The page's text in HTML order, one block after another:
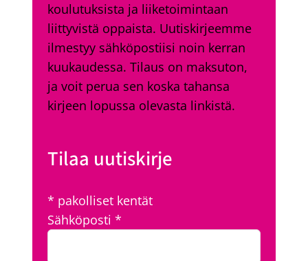
koulutuksista ja liiketoimintaan
liittyvistä oppaista. Uutiskirjeemme
ilmestyy sähköpostiisi noin kerran
kuukaudessa. Tilaus on maksuton,
ja voit perua sen koska tahansa
kirjeen lopussa olevasta linkistä.
Tilaa uutiskirje
* pakolliset kentät
Sähköposti *